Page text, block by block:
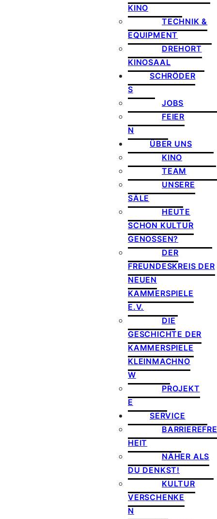
KINO
TECHNIK &
EQUIPMENT
DREHORT
KINOSAAL
SCHRÖDER
S
JOBS
FEIER
N
ÜBER UNS
KINO
TEAM
UNSERE
SÄLE
HEUTE
SCHON KULTUR
GENOSSEN?
DER
FREUNDESKREIS DER
NEUEN
KAMMERSPIELE
E.V.
DIE
GESCHICHTE DER
KAMMERSPIELE
KLEINMACHNO
W
PROJEKT
E
SERVICE
HEIT
NÄHER ALS
DU DENKST!
KULTUR
VERSCHENKE
N